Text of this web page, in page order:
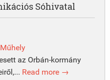
Sóhivatal
az Orbán-kormány
Read more →